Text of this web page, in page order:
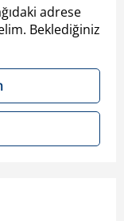
adrese
Beklediğiniz